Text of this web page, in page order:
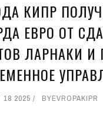
КИПР
ЕВРО ОТ
ЛАРНАКИ И
18 2025 BYEVROPAKIPR